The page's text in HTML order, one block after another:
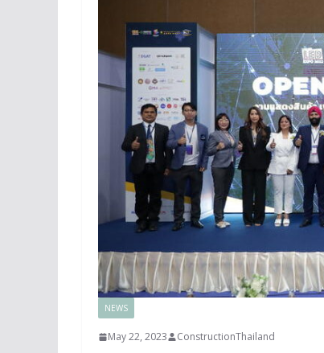
NEWS
May 22, 2023 ConstructionThailand